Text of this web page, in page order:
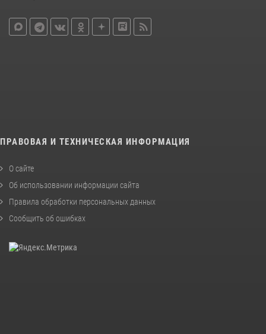
ПРАВОВАЯ И ТЕХНИЧЕСКАЯ ИНФОРМАЦИЯ
О сайте
Об использовании информации сайта
Правила обработки персональных данных
Сообщить об ошибках